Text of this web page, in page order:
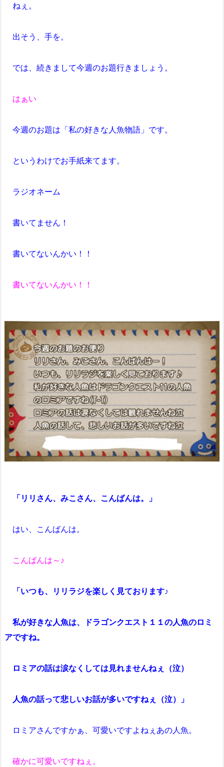
ねぇ。
出そう、手を。
では、続きまして今週のお題行きましょう。
はぁい
今週のお題は「私の好きな人魚物語」です。
というわけでお手紙来てます。
ラジオネーム
書いてません！
書いてないんかい！！
書いてないんかい！！
「リリさん、みこさん、こんばんは。」
はい、こんばんは。
こんばんは～♪
「いつも、リリラジを楽しく見ております♪
私が好きな人魚は、ドラゴンクエスト１１の人魚のロミ
アですね。
ロミアの話は涙なくしては見れませんねぇ（泣）
人魚の話って悲しいお話が多いですねぇ（泣）」
ロミアさんですかぁ、可愛いですよねぇあの人魚。
確かに可愛いですねぇ。